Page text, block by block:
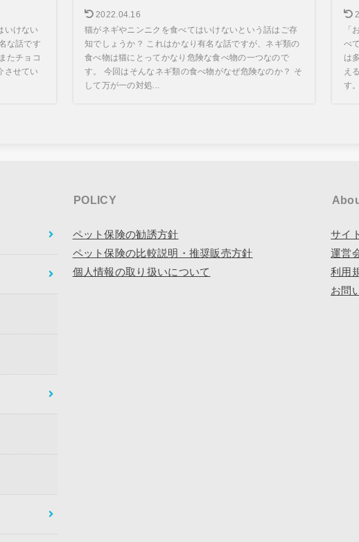
いけない
な話です
たチョコ
させてい
2022.04.16
猫がネギやニンニクを食べてはいけないという話はご存
知でしょうか？ これはかなり有名な話ですが、ネギ類の
食べ物は猫にとってかなり危険な食べ物の一つなので
す。 今回はそんなネギ類の食べ物がなぜ危険なのか？ そ
して万が一の対処...
「
べ
は
え
す
POLICY
ペット保険の勧誘方針
ペット保険の比較説明・推奨販売方針
個人情報の取り扱いについて
サイ
運営
利用
お問